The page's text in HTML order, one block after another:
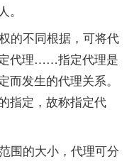
不同根据，可将代
代理……指定代理是
发生的代理关系。
指定，故称指定代
的大小，代理可分